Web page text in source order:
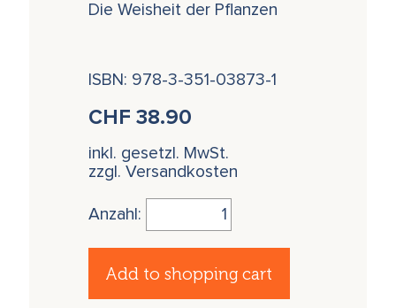
Die Weisheit der Pflanzen
ISBN: 978-3-351-03873-1
CHF38.90
inkl. gesetzl. MwSt.
zzgl. Versandkosten
Anzahl:
Add to shopping cart